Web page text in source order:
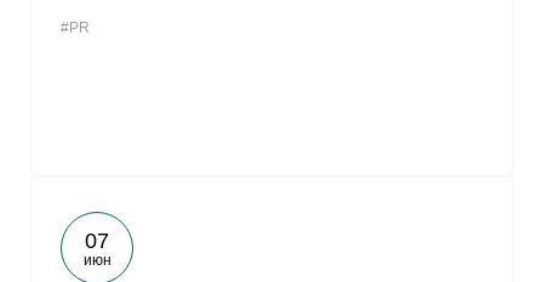
#PR
07
июн